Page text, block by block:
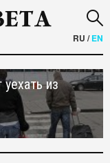
RU /EN
из